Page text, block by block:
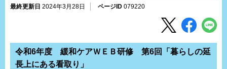
最終更新日 2024年3月28日 ページID 079220
令和6年度 緩和ケアＷＥＢ研修 第6回「暮らしの延
長上にある看取り」